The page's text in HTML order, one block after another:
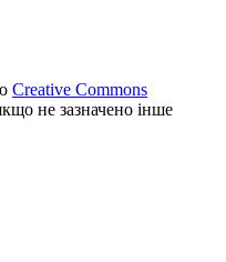
Creative Commons
не зазначено інше